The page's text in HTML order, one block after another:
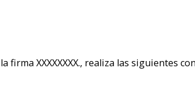
firma XXXXXXXX., realiza las siguientes